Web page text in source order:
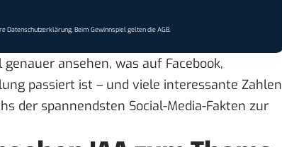
Datenschutzerklärung. Beim Gewinnspiel gelten dieAGB.
ansehen, was auf Facebook,
passiert ist – und viele interessante Zahlen
der spannendsten Social-Media-Fakten zur